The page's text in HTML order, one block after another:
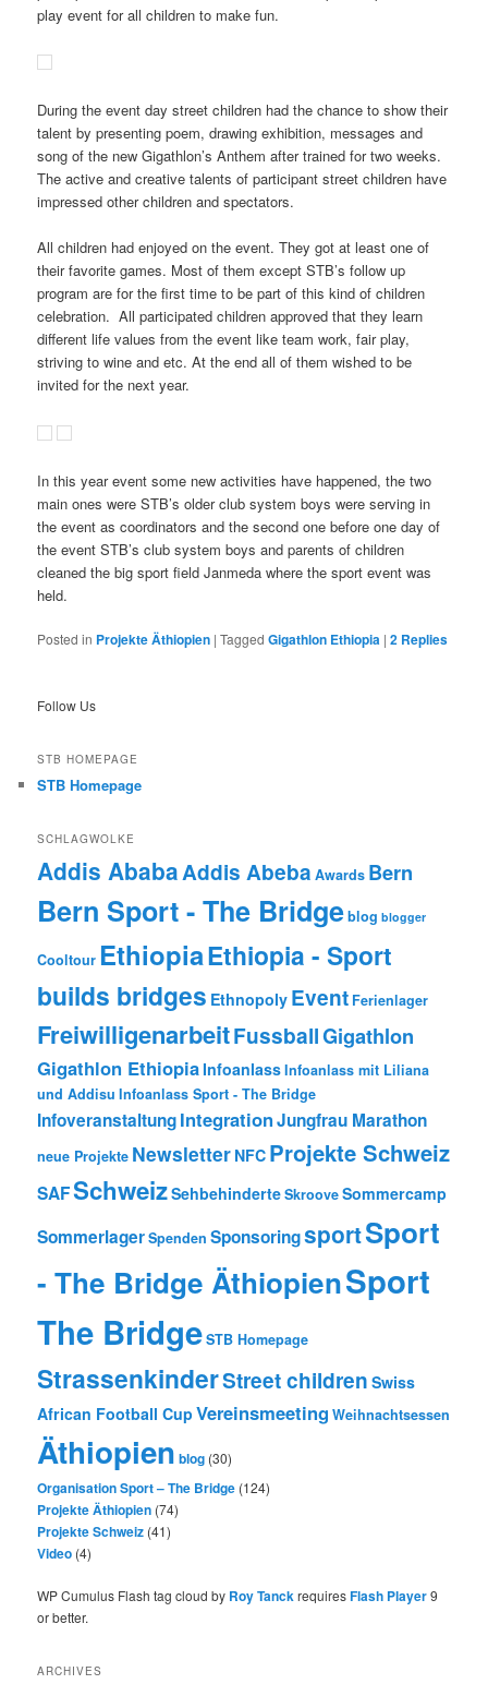
play event for all children to make fun.
During the event day street children had the chance to show their
talent by presenting poem, drawing exhibition, messages and
song of the new Gigathlon’s Anthem after trained for two weeks.
The active and creative talents of participant street children have
impressed other children and spectators.
All children had enjoyed on the event. They got at least one of
their favorite games. Most of them except STB’s follow up
program are for the first time to be part of this kind of children
celebration. All participated children approved that they learn
different life values from the event like team work, fair play,
striving to wine and etc. At the end all of them wished to be
invited for the next year.
In this year event some new activities have happened, the two
main ones were STB’s older club system boys were serving in
the event as coordinators and the second one before one day of
the event STB’s club system boys and parents of children
cleaned the big sport field Janmeda where the sport event was
held.
Posted in Projekte Äthiopien |Tagged Gigathlon Ethiopia |2 Replies
Follow Us
STB HOMEPAGE
STB Homepage
SCHLAGWOLKE
Addis AbabaAddis Abeba Awards Bern
Bern Sport - The Bridgeblog blogger
Cooltour EthiopiaEthiopia - Sport
builds bridges Ethnopoly Event Ferienlager
FreiwilligenarbeitFussballGigathlon
Gigathlon EthiopiaInfoanlassInfoanlass mit Liliana
und Addisu Infoanlass Sport - The Bridge
InfoveranstaltungIntegrationJungfrau Marathon
neue Projekte Newsletter NFC Projekte Schweiz
SAFSchweizSehbehinderteSkrooveSommercamp
SommerlagerSpenden SponsoringsportSport
- The Bridge ÄthiopienSport
The BridgeSTB Homepage
StrassenkinderStreet children Swiss
African Football Cup Vereinsmeeting Weihnachtsessen
Äthiopien blog (30)
Organisation Sport – The Bridge (124)
Projekte Äthiopien (74)
Projekte Schweiz (41)
Video (4)
WP Cumulus Flash tag cloud by Roy TanckrequiresFlash Player9
or better.
ARCHIVES